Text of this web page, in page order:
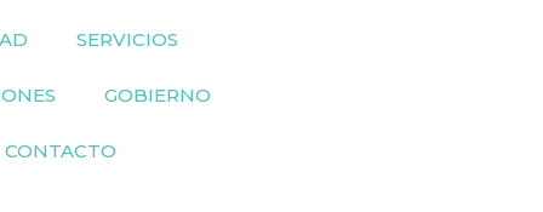
SERVICIOS
GOBIERNO
CONTACTO